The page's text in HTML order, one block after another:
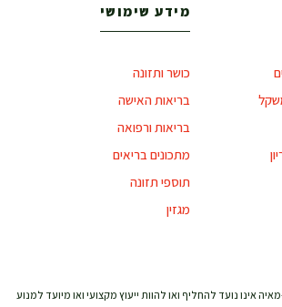
מידע שימושי
כושר ותזונה
בריאות האישה
בריאות ורפואה
מתכונים בריאים
תוספי תזונה
מגזין
אינו נועד להחליף ואו להוות ייעוץ מקצועי ואו מיועד למנוע